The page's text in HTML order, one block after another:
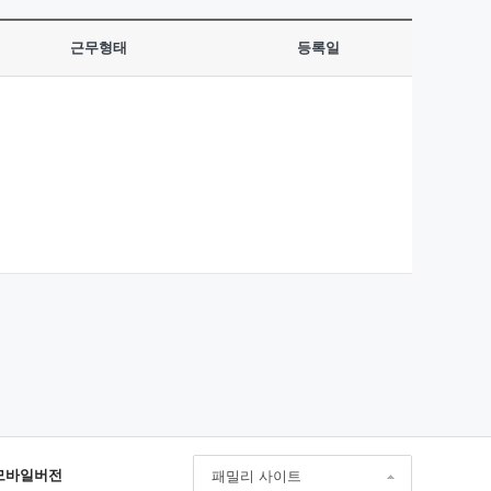
근무형태 등록일
바일버전 패밀리 사이트